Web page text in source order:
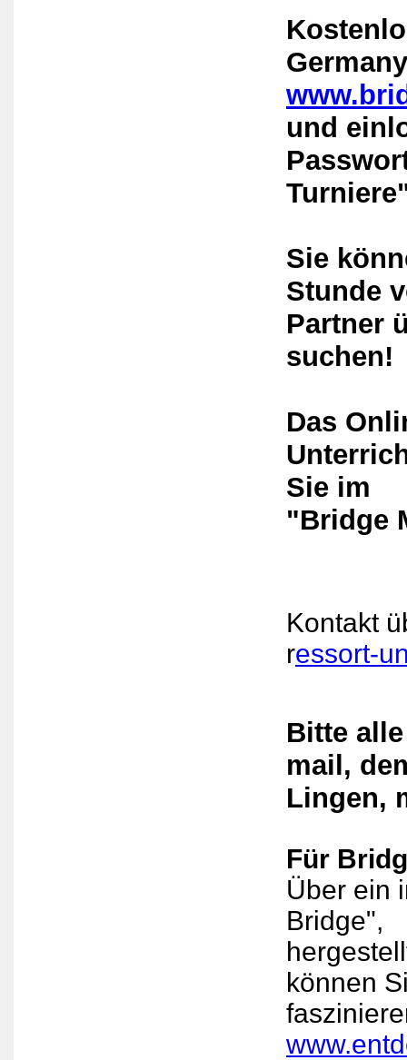
und
Sie
Stunde
Partner
suchen!
Das
Sie im
"Bridge
Kontakt
ressort-
Bitte
mail,
Lingen,
Für
Über ein
Bridge",
können